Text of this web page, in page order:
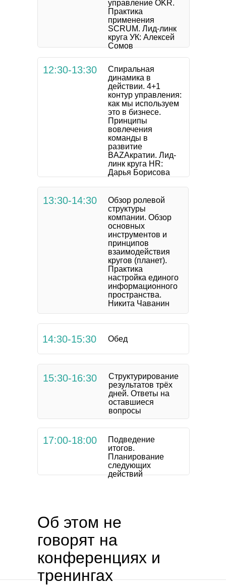
управление OKR.
Практика
применения
SCRUM. Лид-линк
круга УК: Алексей
Сомов
Спиральная
динамика в
действии. 4+1
контур управления:
как мы используем
это в бизнесе.
Принципы
вовлечения
команды в
развитие
BAZAкратии. Лид-
линк круга HR:
Дарья Борисова
12:30-13:30
Подведение
итогов.
Планирование
следующих
действий
17:00-18:00
Обзор ролевой
структуры
компании. Обзор
основных
инструментов и
принципов
взаимодействия
кругов (планет).
Практика
настройка единого
информационного
пространства.
Никита Чаванин
13:30-14:30
Обед
14:30-15:30
Структурирование
результатов трёх
дней. Ответы на
оставшиеся
вопросы
15:30-16:30
Об этом не
говорят на
конференциях и
тренингах